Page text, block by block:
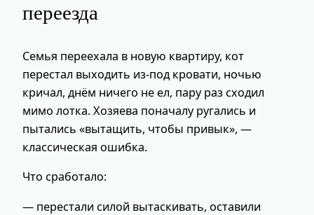
переезда
Семья переехала в новую квартиру, кот
перестал выходить из-под кровати, ночью
кричал, днём ничего не ел, пару раз сходил
мимо лотка. Хозяева поначалу ругались и
пытались «вытащить, чтобы привык», —
классическая ошибка.
Что сработало:
— перестали силой вытаскивать, оставили